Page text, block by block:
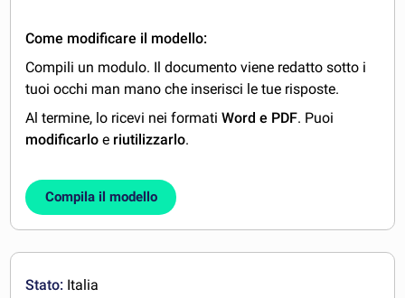
Come modificare il modello:
Compili un modulo. Il documento viene redatto sotto i
tuoi occhi man mano che inserisci le tue risposte.
Al termine, lo ricevi nei formatiWord e PDF. Puoi
modificarlo e riutilizzarlo.
Compila il modello
Stato: Italia